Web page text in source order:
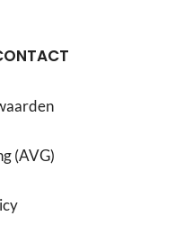
(AVG)